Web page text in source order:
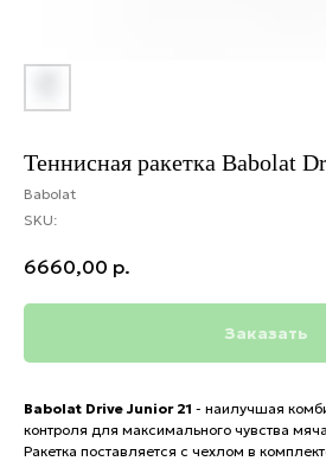
Теннисная ракетка Babolat
Babolat
SKU:
6660,00 р.
Заказать
Babolat Drive Junior 21 - наилучшая
контроля для максимального чувства мяча.
Ракетка поставляется с чехлом в